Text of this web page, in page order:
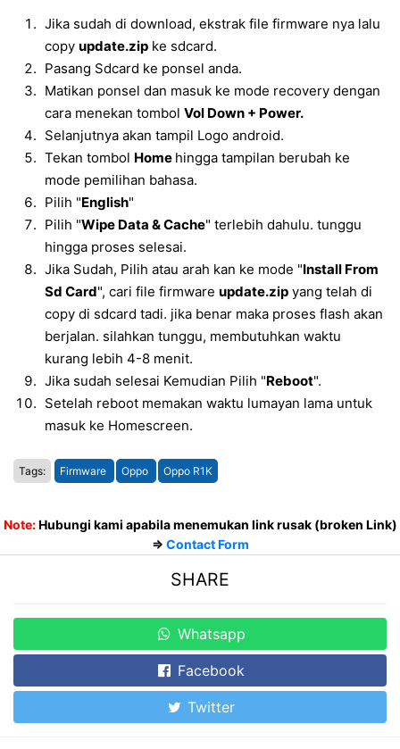
Jika sudah di download, ekstrak file firmware nya lalu
copy update.zip ke sdcard.
Pasang Sdcard ke ponsel anda.
Matikan ponsel dan masuk ke mode recovery dengan
cara menekan tombol Vol Down + Power.
Selanjutnya akan tampil Logo android.
Tekan tombol Home hingga tampilan berubah ke
mode pemilihan bahasa.
Pilih "English"
Pilih "Wipe Data & Cache" terlebih dahulu. tunggu
hingga proses selesai.
Jika Sudah, Pilih atau arah kan ke mode "Install From
Sd Card", cari file firmware update.zip yang telah di
copy di sdcard tadi. jika benar maka proses flash akan
berjalan. silahkan tunggu, membutuhkan waktu
kurang lebih 4-8 menit.
Jika sudah selesai Kemudian Pilih "Reboot".
Setelah reboot memakan waktu lumayan lama untuk
masuk ke Homescreen.
Tags: Firmware Oppo Oppo R1K
Note:Hubungi kami apabila menemukan link rusak (broken Link)
=> Contact Form
SHARE
Whatsapp
Facebook
Twitter